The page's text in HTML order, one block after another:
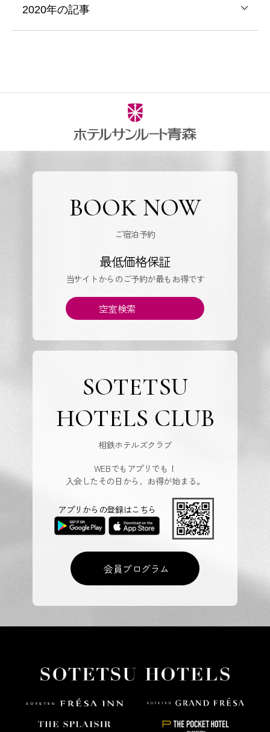
2020年の記事
BOOK NOW
ご宿泊予約
最低価格保証
当サイトからのご予約が最もお得です
空室検索
SOTETSU
HOTELS CLUB
相鉄ホテルズクラブ
WEBでもアプリでも！
入会したその日から、お得が始まる。
会員プログラム
アプリからの登録はこちら